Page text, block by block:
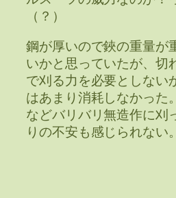
（？）
鋼が厚いので鋏の重量が
いかと思っていたが、切
で刈る力を必要としない
はあまり消耗しなかった
などバリバリ無造作に刈
りの不安も感じられない。